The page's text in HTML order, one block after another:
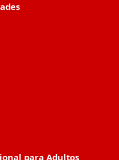
para Adultos